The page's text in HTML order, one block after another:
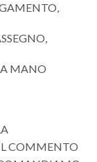
A MANO
COMMENTO